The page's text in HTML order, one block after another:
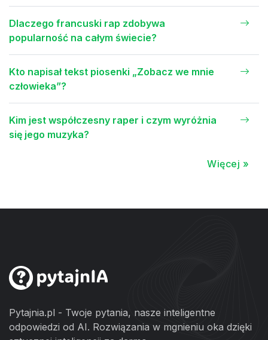
Dlaczego francuski rap zdobywa
popularność na całym świecie?
Kto napisał tekst piosenki „Zobacz we mnie
człowieka”?
Kim jest współczesny raper i czym wyróżnia
się jego muzyka?
Więcej »
Pytajnia.pl - Twoje pytania, nasze inteligentne
odpowiedzi od AI. Rozwiązania w mgnieniu oka dzięki